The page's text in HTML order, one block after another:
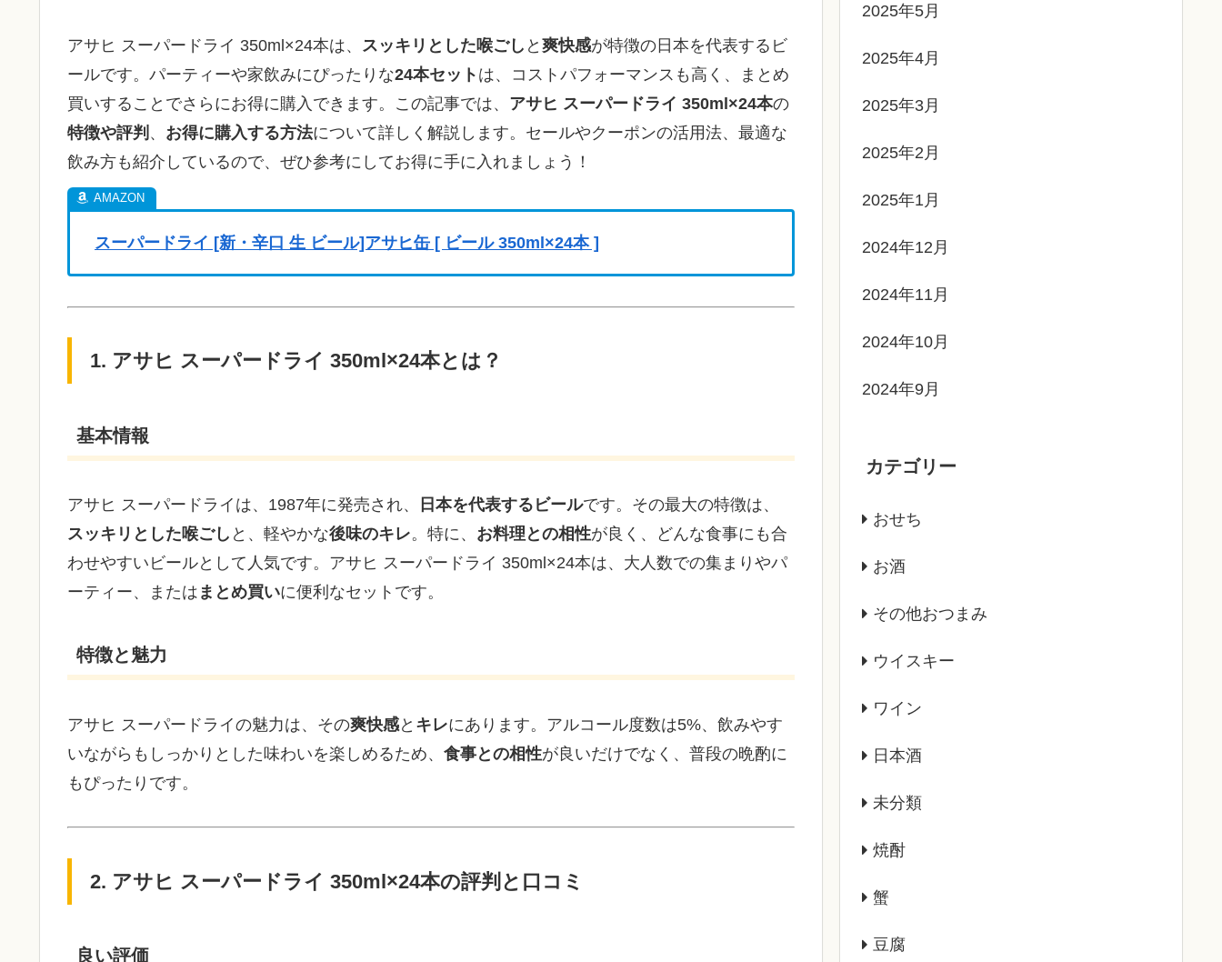
アサヒ スーパードライ 350ml×24本は、 スッキリとした喉ごし と 爽快感が特徴の日本を代表するビ
ールです。パーティーや家飲みにぴったりな24本セット は、コストパフォーマンスも高く、まとめ
買いすることでさらにお得に購入できます。この記事では、 アサヒ スーパードライ 350ml×24本の
特徴や評判 、 お得に購入する方法について詳しく解説します。セールやクーポンの活用法、最適な
飲み方も紹介しているので、ぜひ参考にしてお得に手に入れましょう！
スーパードライ [新・辛口 生 ビール]アサヒ缶 [ ビール 350ml×24本 ]
1. アサヒ スーパードライ 350ml×24本とは？
基本情報
アサヒ スーパードライは、1987年に発売され、 日本を代表するビールです。その最大の特徴は、
スッキリとした喉ごし と、軽やかな後味のキレ。特に、 お料理との相性が良く、どんな食事にも合
わせやすいビールとして人気です。アサヒ スーパードライ 350ml×24本は、大人数での集まりやパ
ーティー、または まとめ買いに便利なセットです。
特徴と魅力
アサヒ スーパードライの魅力は、その爽快感と キレにあります。アルコール度数は5%、飲みやす
いながらもしっかりとした味わいを楽しめるため、 食事との相性が良いだけでなく、普段の晩酌に
もぴったりです。
2. アサヒ スーパードライ 350ml×24本の評判と口コミ
良い評価
2025年5月
2025年4月
2025年3月
2025年2月
2025年1月
2024年12月
2024年11月
2024年10月
2024年9月
カテゴリー
おせち
お酒
その他おつまみ
ウイスキー
ワイン
日本酒
未分類
焼酎
蟹
豆腐